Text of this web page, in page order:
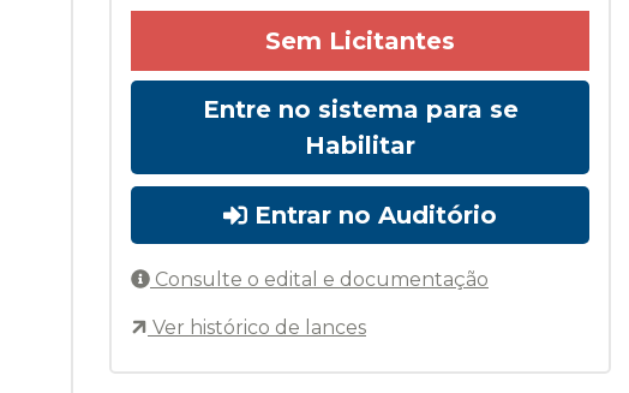
Sem Licitantes
Entre no sistema para se
Habilitar
Entrar no Auditório
Consulte o edital e documentação
Ver histórico de lances